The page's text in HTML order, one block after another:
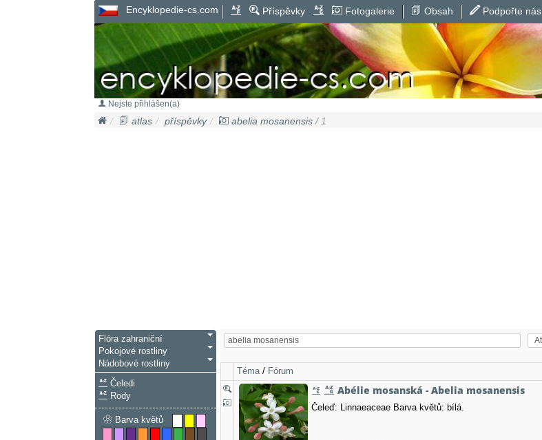
Encyklopedie-cs.com Příspěvky Fotogalerie Obsah Podpořte nás
Nejste přihlášen(a)
atlas příspěvky abelia mosanensis / 1
Téma/ Fórum
Abélie mosanská - Abelia mosanensis
Čeleď: Linnaeaceae Barva květů: bílá.
Flóra zahraniční
Pokojové rostliny
Nádobové rostliny
Čeledi
Rody
Barva květů